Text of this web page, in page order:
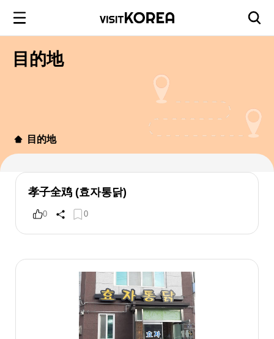
目的地
目的地
孝子全鸡 (효자통닭)
0 0